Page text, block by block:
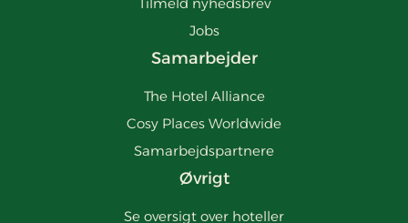
Jobs
Samarbejder
The Hotel Alliance
Cosy Places Worldwide
Samarbejdspartnere
Øvrigt
Se oversigt over hoteller